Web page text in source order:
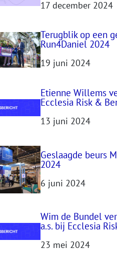
17 december 2024
Terugblik op een
Run4Daniel 2024
19 juni 2024
Etienne Willems
Ecclesia Risk &
13 juni 2024
Geslaagde beurs
2024
6 juni 2024
Wim de Bundel
a.s. bij Ecclesia
23 mei 2024